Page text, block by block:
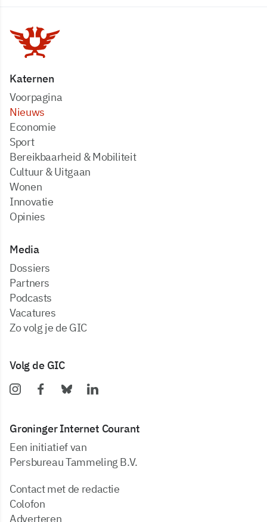
Katernen
Voorpagina
Nieuws
Economie
Sport
Bereikbaarheid & Mobiliteit
Cultuur & Uitgaan
Wonen
Innovatie
Opinies
Media
dossiers
partners
podcasts
vacatures
zo volg je de GIC
Volg de GIC
Groninger Internet Courant
Een initiatief van
Persbureau Tammeling B.V.
Contact met de redactie
Colofon
Adverteren